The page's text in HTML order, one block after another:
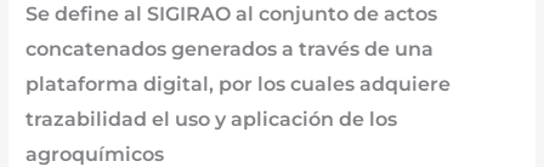
Se define al SIGIRAO al conjunto de actos
concatenados generados a través de una
plataforma digital, por los cuales adquiere
trazabilidad el uso y aplicación de los
agroquímicos